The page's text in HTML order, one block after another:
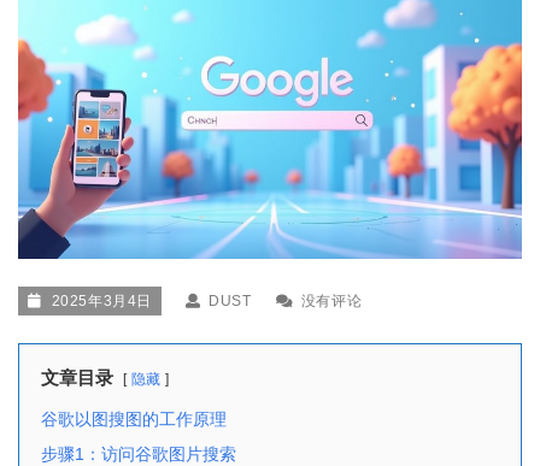
2025年3月4日 DUST 没有评论
文章目录 隐藏
谷歌以图搜图的工作原理
步骤1：访问谷歌图片搜索